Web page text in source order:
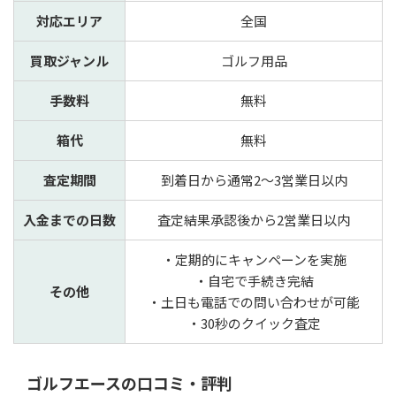
対応エリア 全国
買取ジャンル ゴルフ用品
手数料 無料
箱代 無料
査定期間 到着日から通常2～3営業日以内
入金までの日数 査定結果承認後から2営業日以内
その他
・定期的にキャンペーンを実施
・自宅で手続き完結
・土日も電話での問い合わせが可能
・30秒のクイック査定
ゴルフエースの口コミ・評判